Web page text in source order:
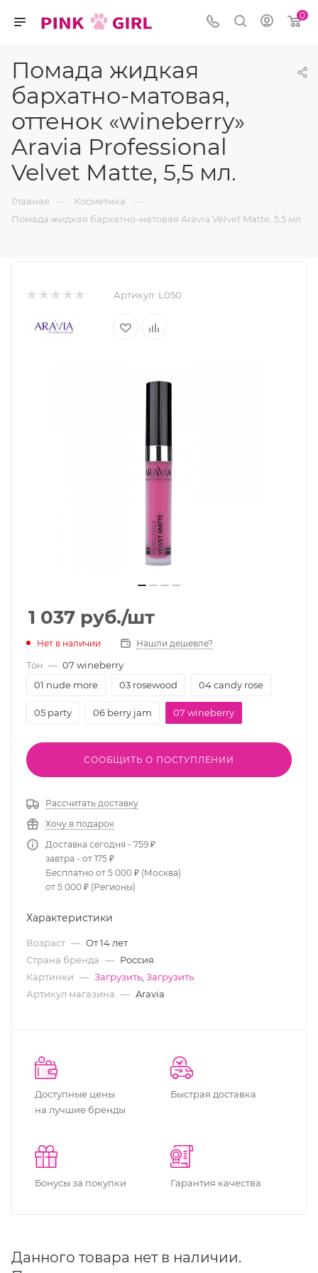
0
Помада жидкая
бархатно-матовая,
оттенок «wineberry»
Aravia Professional
Velvet Matte, 5,5 мл.
Главная — Косметика —
Помада жидкая бархатно-матовая Aravia Velvet Matte, 5.5 мл
Артикул: L050
1 037 руб./шт
Нет в наличии Нашли дешевле?
Тон — 07 wineberry
01 nude more
03 rosewood 04 candy rose
05 party 06 berry jam 07 wineberry
СООБЩИТЬ О ПОСТУПЛЕНИИ
Рассчитать доставку
Хочу в подарок
Доставка сегодня - 759 ₽
завтра - от 175 ₽
Бесплатно от 5 000 ₽ (Москва)
от 5 000 ₽ (Регионы)
Характеристики
Возраст — От 14 лет
Страна бренда — Россия
Картинки — Загрузить Загрузить
Артикул магазина — Aravia
Доступные цены
на лучшие бренды
Быстрая доставка
Бонусы за покупки Гарантия качества
Данного товара нет в наличии.